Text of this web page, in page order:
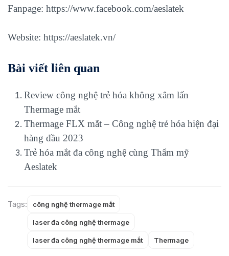
Fanpage: https://www.facebook.com/aeslatek
Website: https://aeslatek.vn/
Bài viết liên quan
Review công nghệ trẻ hóa không xâm lấn
Thermage mắt
Thermage FLX mắt – Công nghệ trẻ hóa hiện đại
hàng đầu 2023
Trẻ hóa mắt đa công nghệ cùng Thẩm mỹ
Aeslatek
Tags: công nghệ thermage mắt
laser đa công nghệ thermage
laser đa công nghệ thermage mắt Thermage